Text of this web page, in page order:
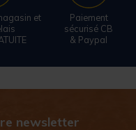
et
Paiement
sécurisé CB
& Paypal
newsletter